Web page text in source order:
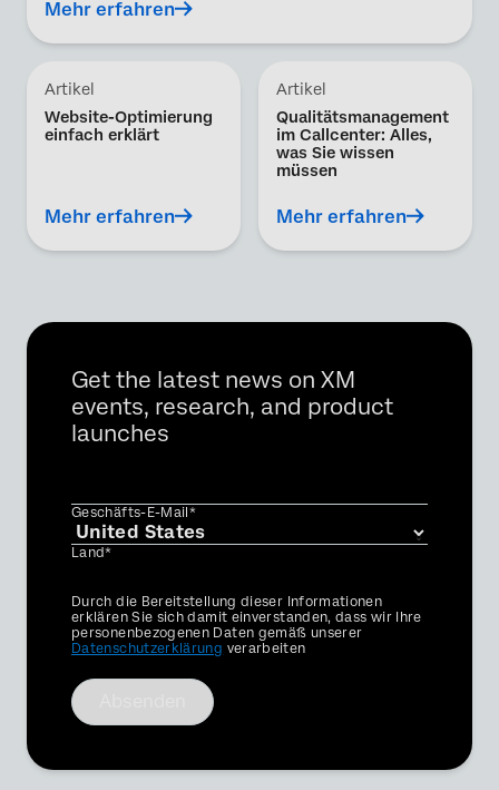
Mehr erfahren
Artikel
Website-Optimierung
einfach erklärt
Mehr erfahren
Artikel
Qualitätsmanagement
im Callcenter: Alles,
was Sie wissen
müssen
Mehr erfahren
Get the latest news on XM
events, research, and product
launches
Geschäfts-E-Mail*
Land*
Privacy
Optin
Durch die Bereitstellung dieser Informationen
erklären Sie sich damit einverstanden, dass wir Ihre
personenbezogenen Daten gemäß unserer
Datenschutzerklärung verarbeiten